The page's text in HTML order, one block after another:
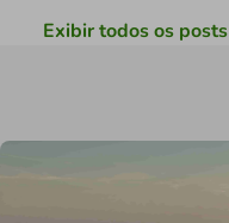
Exibir todos os posts